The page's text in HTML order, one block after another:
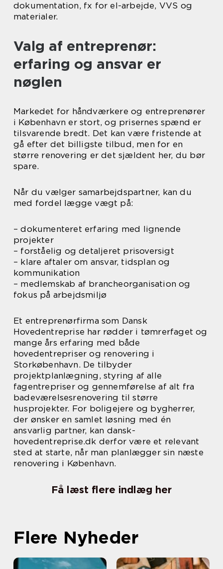
dokumentation, fx for el-arbejde, VVS og
materialer.
Valg af entreprenør:
erfaring og ansvar er
nøglen
Markedet for håndværkere og entreprenører
i København er stort, og prisernes spænd er
tilsvarende bredt. Det kan være fristende at
gå efter det billigste tilbud, men for en
større renovering er det sjældent her, du bør
spare.
Når du vælger samarbejdspartner, kan du
med fordel lægge vægt på:
– dokumenteret erfaring med lignende
projekter
– forståelig og detaljeret prisoversigt
– klare aftaler om ansvar, tidsplan og
kommunikation
– medlemskab af brancheorganisation og
fokus på arbejdsmiljø
Et entreprenørfirma som Dansk
Hovedentreprise har rødder i tømrerfaget og
mange års erfaring med både
hovedentrepriser og renovering i
Storkøbenhavn. De tilbyder
projektplanlægning, styring af alle
fagentrepriser og gennemførelse af alt fra
badeværelsesrenovering til større
husprojekter. For boligejere og bygherrer,
der ønsker en samlet løsning med én
ansvarlig partner, kan dansk-
hovedentreprise.dk derfor være et relevant
sted at starte, når man planlægger sin næste
renovering i København.
Få læst flere indlæg her
Flere Nyheder